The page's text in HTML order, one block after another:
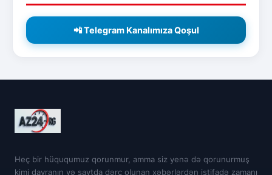
📲 Telegram Kanalımıza Qoşul
Heç bir hüququmuz qorunmur, amma siz yenə də qorunurmuş
kimi davranın və saytda dərc olunan xəbərlərdən istifadə zamanı